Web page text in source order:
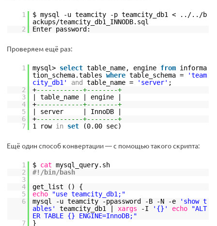
1 $ mysql -u teamcity -p teamcity_db1 < ../.. /b
ackups/teamcity_db1_INNODB.sql
2
Enter password:
Проверяем ещё раз:
1 mysql> select table_name, engine from informa
tion_schema.tables where table_schema =
'team
city_db1'
and table_name = 'server' ;
2
+------------+--------+
3
| table_name | engine |
4
+------------+--------+
5
| server | InnoDB |
6
+------------+--------+
7
1 row in set (0.00 sec)
Ещё один способ конвертации — с помощью такого скрипта:
1 $ cat mysql_query.sh
2
#!/bin/bash
3
4
get_list () {
5
echo
"use teamcity_db1;"
6
mysql -u teamcity -ppassword -B -N -e
'show t
ables'
teamcity_db1 | xargs -I '{}' echo
"ALT
ER TABLE {} ENGINE=InnoDB;"
7
}